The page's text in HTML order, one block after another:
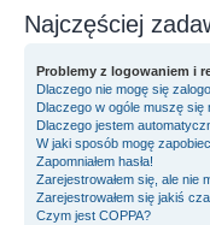
Najczęściej
Problemy z logowaniem i
Dlaczego nie mogę się
Dlaczego w ogóle muszę się
Dlaczego jestem
W jaki sposób mogę
Zapomniałem hasła!
Zarejestrowałem się, ale nie
Zarejestrowałem się jakiś
Czym jest COPPA?